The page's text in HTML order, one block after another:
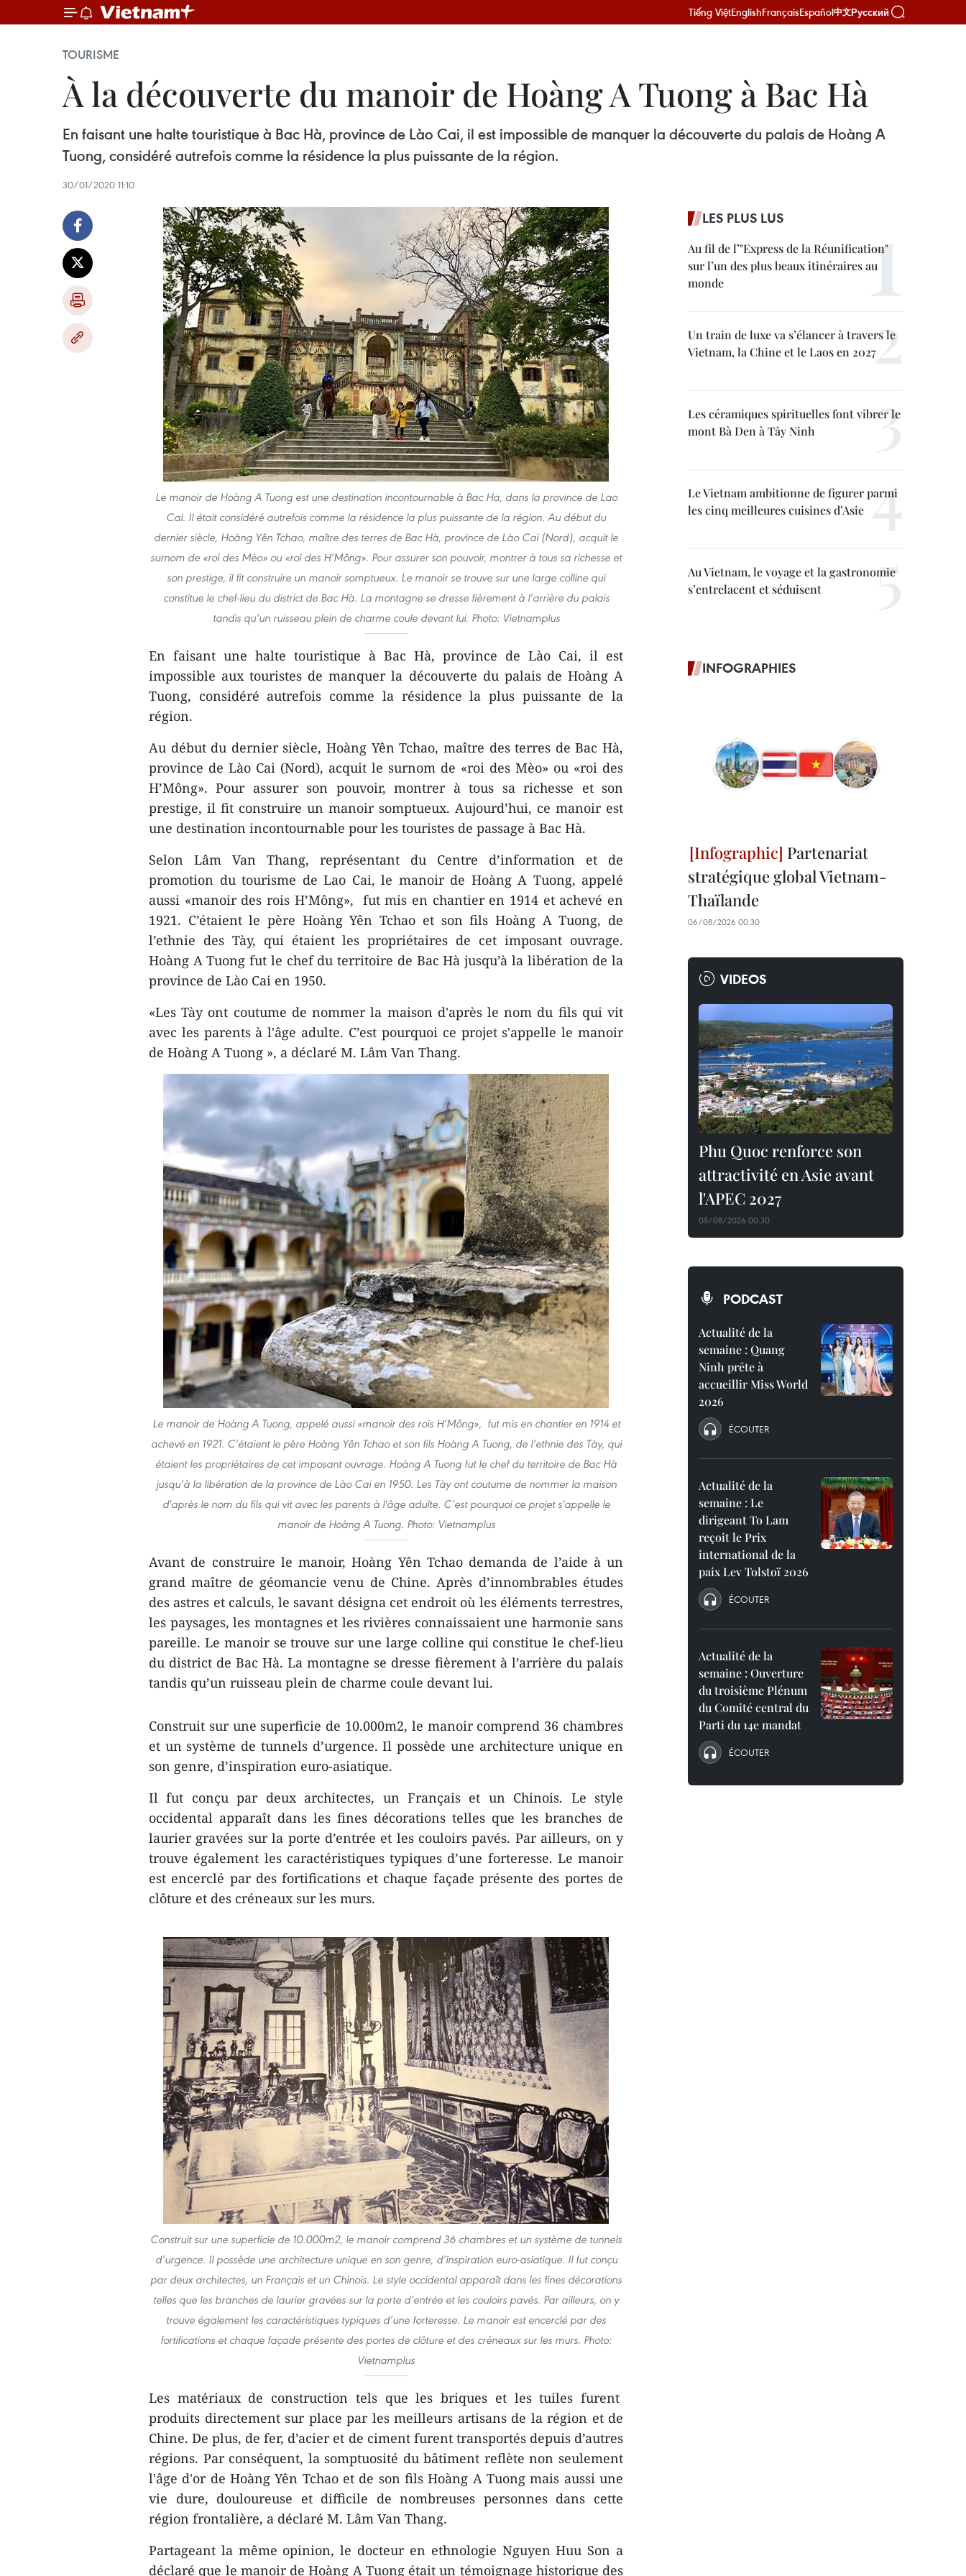
Tiếng ViệtEnglishFrançaisEspañol中文Русский
TOURISME
À la découverte du manoir de Hoàng A Tuong à Bac Hà
En faisant une halte touristique à Bac Hà, province de Lào Cai, il est impossible de manquer la découverte du palais de Hoàng A
Tuong, considéré autrefois comme la résidence la plus puissante de la région.
30/01/2020 11:10
Le manoir de Hoàng A Tuong est une destination incontournable à Bac Ha, dans la province de Lao
Cai. Il était considéré autrefois comme la résidence la plus puissante de la région. Au début du
dernier siècle, Hoàng Yên Tchao, maître des terres de Bac Hà, province de Lào Cai (Nord), acquit le
surnom de «roi des Mèo» ou «roi des H’Mông». Pour assurer son pouvoir, montrer à tous sa richesse et
son prestige, il fit construire un manoir somptueux. Le manoir se trouve sur une large colline qui
constitue le chef-lieu du district de Bac Hà. La montagne se dresse fièrement à l’arrière du palais
tandis qu’un ruisseau plein de charme coule devant lui. Photo: Vietnamplus
En faisant une halte touristique à Bac Hà, province de Lào Cai, il est
impossible aux touristes de manquer la découverte du palais de Hoàng A
Tuong, considéré autrefois comme la résidence la plus puissante de la
région.
Au début du dernier siècle, Hoàng Yên Tchao, maître des terres de Bac Hà,
province de Lào Cai (Nord), acquit le surnom de «roi des Mèo» ou «roi des
H’Mông». Pour assurer son pouvoir, montrer à tous sa richesse et son
prestige, il fit construire un manoir somptueux. Aujourd’hui, ce manoir est
une destination incontournable pour les touristes de passage à Bac Hà.
Selon Lâm Van Thang, représentant du Centre d’information et de
promotion du tourisme de Lao Cai, le manoir de Hoàng A Tuong, appelé
aussi «manoir des rois H’Mông», fut mis en chantier en 1914 et achevé en
1921. C’étaient le père Hoàng Yên Tchao et son fils Hoàng A Tuong, de
l’ethnie des Tày, qui étaient les propriétaires de cet imposant ouvrage.
Hoàng A Tuong fut le chef du territoire de Bac Hà jusqu’à la libération de la
province de Lào Cai en 1950.
«Les Tày ont coutume de nommer la maison d'après le nom du fils qui vit
avec les parents à l'âge adulte. C’est pourquoi ce projet s'appelle le manoir
de Hoàng A Tuong », a déclaré M. Lâm Van Thang.
Le manoir de Hoàng A Tuong, appelé aussi «manoir des rois H’Mông», fut mis en chantier en 1914 et
achevé en 1921. C’étaient le père Hoàng Yên Tchao et son fils Hoàng A Tuong, de l’ethnie des Tày, qui
étaient les propriétaires de cet imposant ouvrage. Hoàng A Tuong fut le chef du territoire de Bac Hà
jusqu’à la libération de la province de Lào Cai en 1950. Les Tày ont coutume de nommer la maison
d'après le nom du fils qui vit avec les parents à l'âge adulte. C’est pourquoi ce projet s'appelle le
manoir de Hoàng A Tuong. Photo: Vietnamplus
Avant de construire le manoir, Hoàng Yên Tchao demanda de l’aide à un
grand maître de géomancie venu de Chine. Après d’innombrables études
des astres et calculs, le savant désigna cet endroit où les éléments terrestres,
les paysages, les montagnes et les rivières connaissaient une harmonie sans
pareille. Le manoir se trouve sur une large colline qui constitue le chef-lieu
du district de Bac Hà. La montagne se dresse fièrement à l’arrière du palais
tandis qu’un ruisseau plein de charme coule devant lui.
Construit sur une superficie de 10.000m2, le manoir comprend 36 chambres
et un système de tunnels d’urgence. Il possède une architecture unique en
son genre, d’inspiration euro-asiatique.
Il fut conçu par deux architectes, un Français et un Chinois. Le style
occidental apparaît dans les fines décorations telles que les branches de
laurier gravées sur la porte d’entrée et les couloirs pavés. Par ailleurs, on y
trouve également les caractéristiques typiques d’une forteresse. Le manoir
est encerclé par des fortifications et chaque façade présente des portes de
clôture et des créneaux sur les murs.
Construit sur une superficie de 10.000m2, le manoir comprend 36 chambres et un système de tunnels
d’urgence. Il possède une architecture unique en son genre, d’inspiration euro-asiatique. Il fut conçu
par deux architectes, un Français et un Chinois. Le style occidental apparaît dans les fines décorations
telles que les branches de laurier gravées sur la porte d’entrée et les couloirs pavés. Par ailleurs, on y
trouve également les caractéristiques typiques d’une forteresse. Le manoir est encerclé par des
fortifications et chaque façade présente des portes de clôture et des créneaux sur les murs. Photo:
Vietnamplus
Les matériaux de construction tels que les briques et les tuiles furent
produits directement sur place par les meilleurs artisans de la région et de
Chine. De plus, de fer, d’acier et de ciment furent transportés depuis d’autres
régions. Par conséquent, la somptuosité du bâtiment reflète non seulement
l'âge d'or de Hoàng Yên Tchao et de son fils Hoàng A Tuong mais aussi une
vie dure, douloureuse et difficile de nombreuses personnes dans cette
région frontalière, a déclaré M. Lâm Van Thang.
Partageant la même opinion, le docteur en ethnologie Nguyen Huu Son a
déclaré que le manoir de Hoàng A Tuong était un témoignage historique des
LES PLUS LUS
Au fil de l’"Express de la Réunification"
sur l’un des plus beaux itinéraires au
monde
Un train de luxe va s’élancer à travers le
Vietnam, la Chine et le Laos en 2027
Les céramiques spirituelles font vibrer le
mont Bà Den à Tây Ninh
Le Vietnam ambitionne de figurer parmi
les cinq meilleures cuisines d’Asie
Au Vietnam, le voyage et la gastronomie
s’entrelacent et séduisent
INFOGRAPHIES
Partenariat
stratégique global Vietnam-
Thaïlande
06/08/2026 00:30
VIDEOS
Phu Quoc renforce son
attractivité en Asie avant
l'APEC 2027
05/08/2026 00:30
PODCAST
Actualité de la
semaine : Quang
Ninh prête à
accueillir Miss World
2026
ÉCOUTER
Actualité de la
semaine : Le
dirigeant To Lam
reçoit le Prix
international de la
paix Lev Tolstoï 2026
ÉCOUTER
Actualité de la
semaine : Ouverture
du troisième Plénum
du Comité central du
Parti du 14e mandat
ÉCOUTER